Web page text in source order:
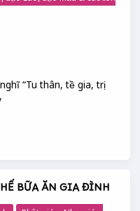
“Tu thân, tề gia, trị
BỮA ĂN GIA ĐÌNH